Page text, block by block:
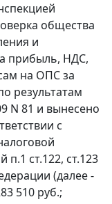
общества
и
прибыль, НДС,
на ОПС за
результатам
N 81 и вынесено
с
п.1 ст.122, ст.123
(далее -
510 руб.;